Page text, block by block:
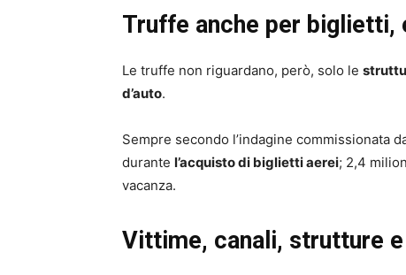
Truffe anche per biglietti,
Le truffe non riguardano, però, solo le
d’auto.
Sempre secondo l’indagine commissionata
durante l’acquisto di biglietti aerei; 2,4
vacanza.
Vittime, canali, strutture e